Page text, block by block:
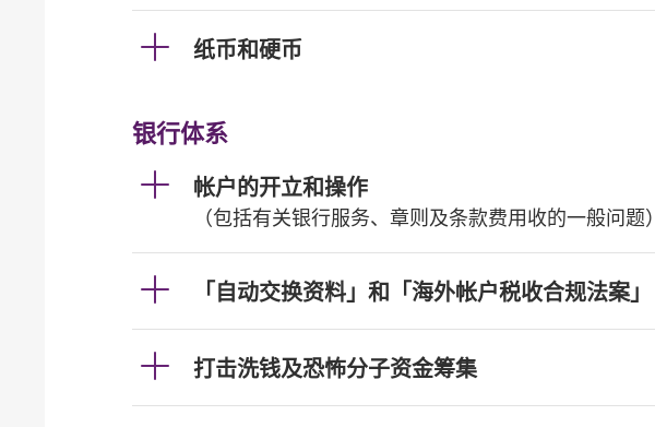
纸币和硬币
银行体系
帐户的开立和操作
（包括有关银行服务、章则及条款费用收的一般问题）
「自动交换资料」和「海外帐户税收合规法案」
打击洗钱及恐怖分子资金筹集